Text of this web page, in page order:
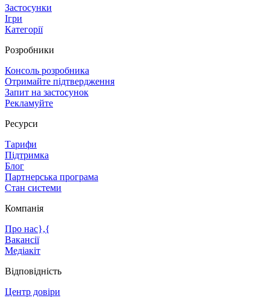
Застосунки
Ігри
Категорії
Розробники
Консоль розробника
Отримайте підтвердження
Запит на застосунок
Рекламуйте
Ресурси
Тарифи
Підтримка
Блог
Партнерська програма
Стан системи
Компанія
Про нас},{
Вакансії
Медіакіт
Відповідність
Центр довіри